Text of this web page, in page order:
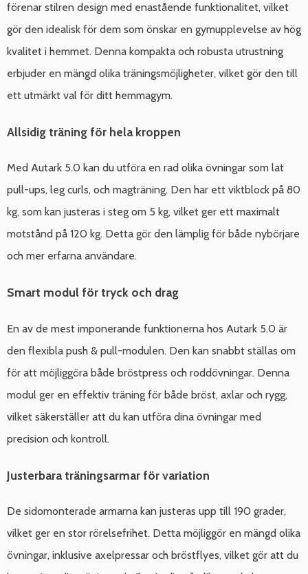
förenar stilren design med enastående funktionalitet, vilket
gör den idealisk för dem som önskar en gymupplevelse av hög
kvalitet i hemmet. Denna kompakta och robusta utrustning
erbjuder en mängd olika träningsmöjligheter, vilket gör den till
ett utmärkt val för ditt hemmagym.
Allsidig träning för hela kroppen
Med Autark 5.0 kan du utföra en rad olika övningar som lat
pull-ups, leg curls, och magträning. Den har ett viktblock på 80
kg, som kan justeras i steg om 5 kg, vilket ger ett maximalt
motstånd på 120 kg. Detta gör den lämplig för både nybörjare
och mer erfarna användare.
Smart modul för tryck och drag
En av de mest imponerande funktionerna hos Autark 5.0 är
den flexibla push & pull-modulen. Den kan snabbt ställas om
för att möjliggöra både bröstpress och roddövningar. Denna
modul ger en effektiv träning för både bröst, axlar och rygg,
vilket säkerställer att du kan utföra dina övningar med
precision och kontroll.
Justerbara träningsarmar för variation
De sidomonterade armarna kan justeras upp till 190 grader,
vilket ger en stor rörelsefrihet. Detta möjliggör en mängd olika
övningar, inklusive axelpressar och bröstflyes, vilket gör att du